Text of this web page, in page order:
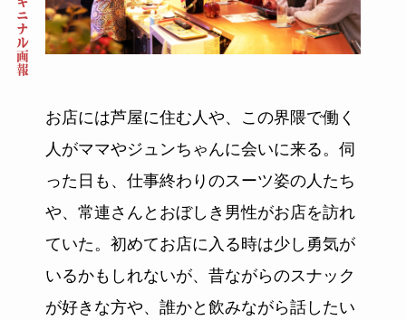
キニナル画報
お店には芦屋に住む人や、この界隈で働く
人がママやジュンちゃんに会いに来る。伺
った日も、仕事終わりのスーツ姿の人たち
や、常連さんとおぼしき男性がお店を訪れ
ていた。初めてお店に入る時は少し勇気が
いるかもしれないが、昔ながらのスナック
が好きな方や、誰かと飲みながら話したい